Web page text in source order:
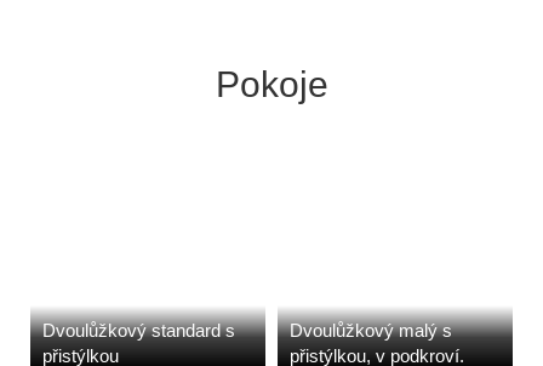
Pokoje
Dvoulůžkový standard s
přistýlkou
Dvoulůžkový malý s
přistýlkou, v podkroví.